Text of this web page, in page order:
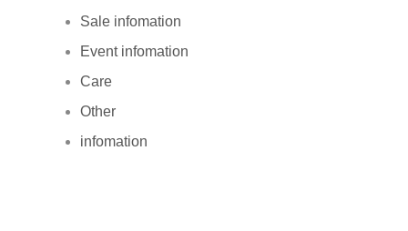
Sale infomation
Event infomation
Care
Other
infomation